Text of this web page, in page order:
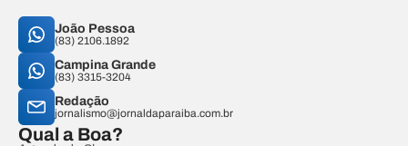
João Pessoa
(83) 2106.1892
Campina Grande
(83) 3315-3204
Redação
jornalismo@jornaldaparaiba.com.br
Qual a Boa?